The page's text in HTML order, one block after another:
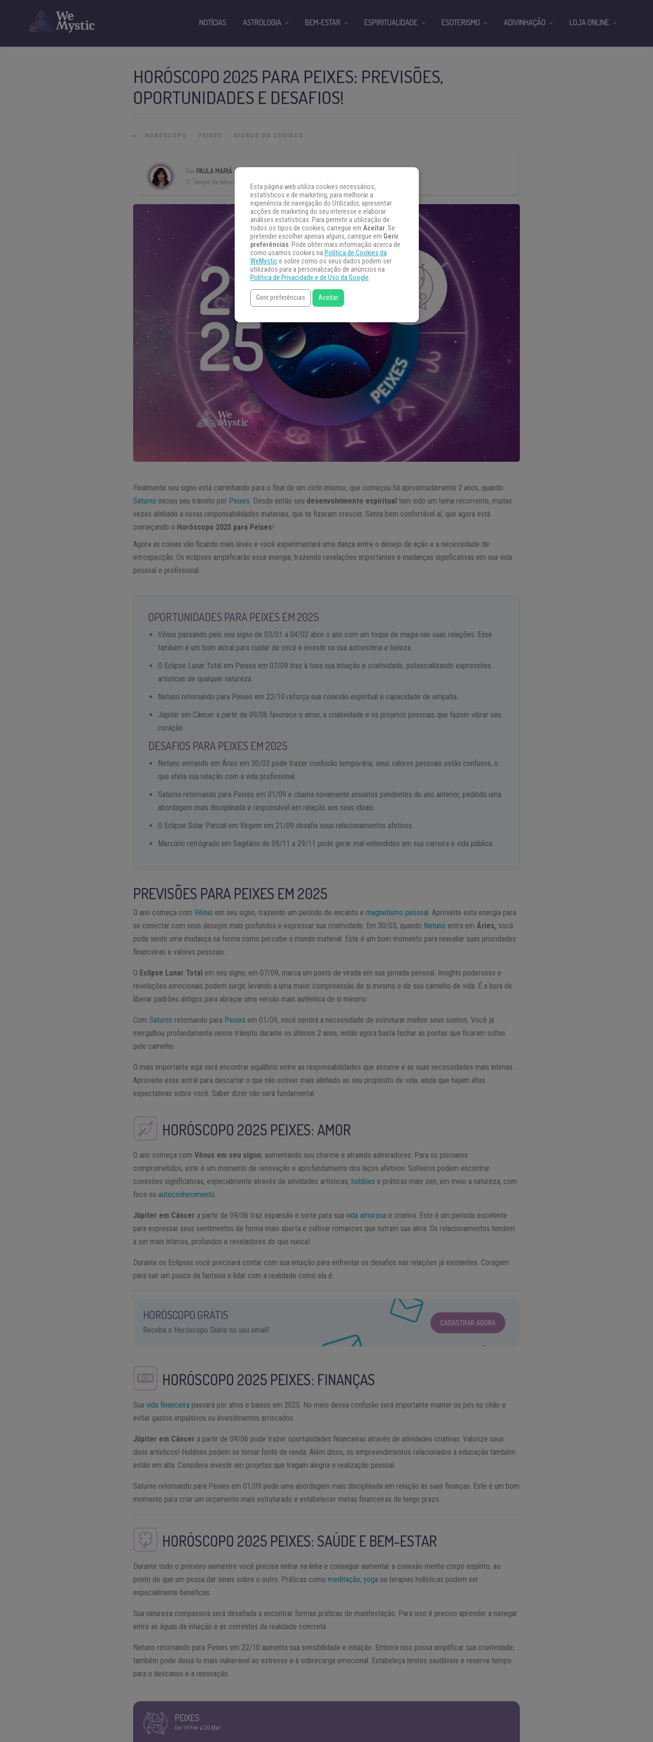
HORÓSCOPO 2025 PARA PEIXES: PREVISÕES,
OPORTUNIDADES E DESAFIOS!
» HORÓSCOPO PEIXES SIGNOS DO ZODÍACO
Por PAULA MARIÁ
Tempo de leitura:
Finalmente seu signo está caminhando para o final de um ciclo intenso, que começou há aproximadamente 2 anos, quando
Saturno iniciou seu trânsito por Peixes. Desde então seu desenvolvimento espiritual tem sido um tema recorrente, muitas
vezes alinhado a novas responsabilidades materiais, que te fizeram crescer. Senta bem confortável aí, que agora está
começando o Horóscopo 2025 para Peixes!
Agora as coisas vão ficando mais leves e você experimentará uma dança entre o desejo de ação e a necessidade de
introspecção. Os eclipses amplificarão essa energia, trazendo revelações importantes e mudanças significativas em sua vida
pessoal e profissional.
OPORTUNIDADES PARA PEIXES EM 2025
Vênus passando pelo seu signo de 03/01 a 04/02 abre o ano com um toque de magia nas suas relações. Esse
também é um bom astral para cuidar de você e investir na sua autoestima e beleza.
O Eclipse Lunar Total em Peixes em 07/09 traz à tona sua intuição e criatividade, potencializando expressões
artísticas de qualquer natureza.
Netuno retornando para Peixes em 22/10 reforça sua conexão espiritual e capacidade de empatia.
Júpiter em Câncer a partir de 09/06 favorece o amor, a criatividade e os projetos pessoais que fazem vibrar seu
coração.
DESAFIOS PARA PEIXES EM 2025
Netuno entrando em Áries em 30/03 pode trazer confusão temporária, seus valores pessoais estão confusos, o
que afeta sua relação com a vida profissional.
Saturno retornando para Peixes em 01/09 e chama novamente assuntos pendentes do ano anterior, pedindo uma
abordagem mais disciplinada e responsável em relação aos seus ideais.
O Eclipse Solar Parcial em Virgem em 21/09 desafia seus relacionamentos afetivos.
Mercúrio retrógrado em Sagitário de 09/11 a 29/11 pode gerar mal-entendidos em sua carreira e vida pública.
PREVISÕES PARA PEIXES EM 2025
O ano começa comVênus em seu signo, trazendo um período de encanto emagnetismo pessoal . Aproveite esta energia para
se conectar com seus desejos mais profundos e expressar sua criatividade. Em 30/03, quando Netuno entra emÁries, você
pode sentir uma mudança na forma como percebe o mundo material. Este é um bom momento para reavaliar suas prioridades
financeiras e valores pessoais.
O Eclipse Lunar Total em seu signo, em 07/09, marca um ponto de virada em sua jornada pessoal. Insights poderosos e
revelações emocionais podem surgir, levando a uma maior compreensão de si mesmo e de seu caminho de vida. É a hora de
liberar padrões antigos para abraçar uma versão mais autêntica de si mesmo.
Com Saturno retornando para Peixes em 01/09, você sentirá a necessidade de estruturar melhor seus sonhos. Você já
mergulhou profundamente nesse trânsito durante os últimos 2 anos, então agora basta fechar as pontas que ficaram soltas
pelo caminho.
O mais importante aqui será encontrar equilíbrio entre as responsabilidades que assume e as suas necessidades mais íntimas.
Aproveite esse astral para descartar o que não estiver mais alinhado ao seu propósito de vida, ainda que hajam altas
expectativas sobre você. Saber dizer não será fundamental.
HORÓSCOPO 2025 PEIXES: AMOR
O ano começa comVênus em seu signo, aumentando seu charme e atraindo admiradores. Para os piscianos
comprometidos, este é um momento de renovação e aprofundamento dos laços afetivos. Solteiros podem encontrar
conexões significativas, especialmente através de atividades artísticas, hobbies e práticas mais zen, em meio a natureza, com
foco noautoconhecimento.
Júpiter em Câncer a partir de 09/06 traz expansão e sorte para suavida amorosa e criativa. Este é um período excelente
para expressar seus sentimentos de forma mais aberta e cultivar romances que nutram sua alma. Os relacionamentos tendem
a ser mais íntimos, profundos e reveladores do que nunca!
Durante os Eclipses você precisará contar com sua intuição para enfrentar os desafios nas relações já existentes. Coragem
para sair um pouco da fantasia e lidar com a realidade como ela é.
HORÓSCOPO GRÁTIS
Receba o Horóscopo Diário no seu email!
CADASTRAR AGORA
HORÓSCOPO 2025 PEIXES: FINANÇAS
Suavida financeira passará por altos e baixos em 2025. No meio dessa confusão será importante manter os pés no chão e
evitar gastos impulsivos ou investimentos arriscados.
Júpiter em Câncer a partir de 09/06 pode trazer oportunidades financeiras através de atividades criativas. Valorize seus
dons artísticos! Hobbies podem se tornar fonte de renda. Além disso, os empreendimentos relacionados à educação também
estão em alta. Considere investir em projetos que tragam alegria e realização pessoal.
Saturno retornando para Peixes em 01/09 pede uma abordagem mais disciplinada em relação às suas finanças. Este é um bom
momento para criar um orçamento mais estruturado e estabelecer metas financeiras de longo prazo.
HORÓSCOPO 2025 PEIXES: SAÚDE E BEM-ESTAR
Durante todo o primeiro semestre você precisa entrar na linha e conseguir aumentar a conexão mente-corpo-espírito, ao
ponto de que um possa dar sinais sobre o outro. Práticas comomeditação,yoga ou terapias holísticas podem ser
especialmente benéficas.
Sua natureza compassiva será desafiada a encontrar formas práticas de manifestação. Para isso é preciso aprender a navegar
entre as águas da intuição e as correntes da realidade concreta.
Netuno retornando para Peixes em 22/10 aumenta sua sensibilidade e intuição. Embora isso possa amplificar sua criatividade,
também pode deixá-lo mais vulnerável ao estresse e à sobrecarga emocional. Estabeleça limites saudáveis e reserve tempo
para o descanso e a renovação.
PEIXES
De 19 Fev a 20 Mar
NOTÍCIAS ASTROLOGIA BEM-ESTAR ESPIRITUALIDADE ESOTERISMO ADIVINHAÇÃO LOJA ONLINE
Esta página web utiliza cookies necessários,
estatísticos e de marketing, para melhorar a
experiência de navegação do Utilizador, apresentar
acções de marketing do seu interesse e elaborar
análises estatísticas. Para permitir a utilização de
todos os tipos de cookies, carregue em Aceitar. Se
pretender escolher apenas alguns, carregue em Gerir
preferências. Pode obter mais informação acerca de
como usamos cookies na Política de Cookies da
WeMystice sobre como os seus dados podem ser
utilizados para a personalização de anúncios na
Política de Privacidade e de Uso da Google.
Gerir preferências Aceitar